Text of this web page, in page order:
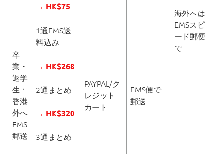
海外へは
EMSスピ
ード郵便
で
→ HK$75
卒
業・
退学
生：
香港
外へ
EMS
郵送
1通EMS送
料込み
→ HK$268
2通まとめ
→ HK$320
3通まとめ
PAYPAL/ク
レジット
カート
EMS便で
郵送